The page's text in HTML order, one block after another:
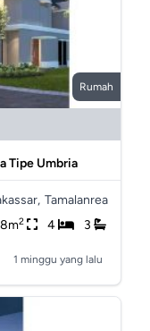
Rumah
Tipe Umbria
Tamalanrea
2 4 3
1 minggu yang lalu